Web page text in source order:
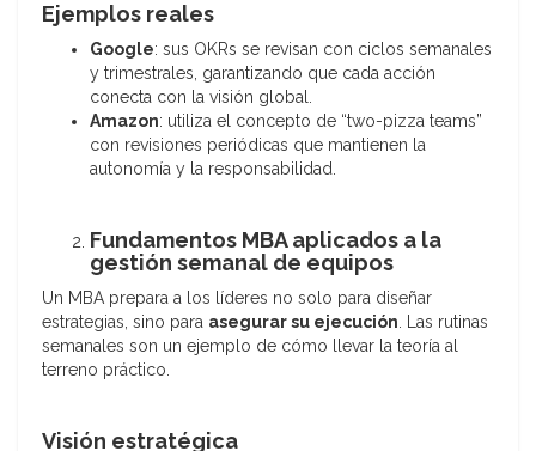
Ejemplos reales
Google: sus OKRs se revisan con ciclos semanales
y trimestrales, garantizando que cada acción
conecta con la visión global.
Amazon: utiliza el concepto de “two-pizza teams”
con revisiones periódicas que mantienen la
autonomía y la responsabilidad.
Fundamentos MBA aplicados a la
gestión semanal de equipos
Un MBA prepara a los líderes no solo para diseñar
estrategias, sino para asegurar su ejecución. Las rutinas
semanales son un ejemplo de cómo llevar la teoría al
terreno práctico.
Visión estratégica